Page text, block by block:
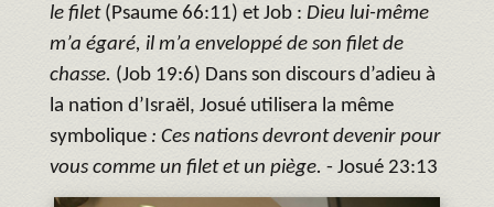
le filet (Psaume 66:11) et Job : Dieu lui-même
m’a égaré, il m’a enveloppé de son filet de
chasse. (Job 19:6) Dans son discours d’adieu à
la nation d’Israël, Josué utilisera la même
symbolique : Ces nations devront devenir pour
vous comme un filet et un piège. - Josué 23:13